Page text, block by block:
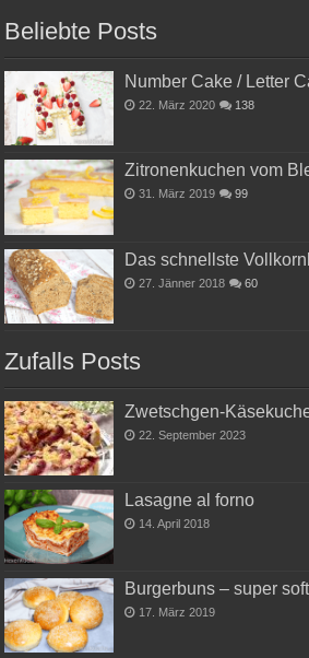
Beliebte Posts
Number Cake / Letter
22. März 2020 138
Zitronenkuchen vom
31. März 2019 99
Das schnellste
27. Jänner 2018 60
Zufalls Posts
Zwetschgen-
22. September 2023
Lasagne al forno
14. April 2018
Burgerbuns – super soft
17. März 2019